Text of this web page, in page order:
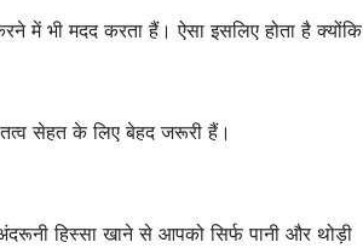
भी मदद करता हैं। ऐसा इसलिए होता है क्योंकि
तत्व सेहत के लिए बेहद जरूरी हैं।
हिस्सा खाने से आपको सिर्फ पानी और थोड़ी